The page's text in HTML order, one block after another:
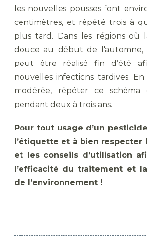
les nouvelles pousses font
centimètres, et répété trois à
plus tard. Dans les régions où
douce au début de l'automne,
peut être réalisé fin d’été
nouvelles infections tardives. En
modérée, répéter ce schéma
pendant deux à trois ans.
Pour tout usage d’un
l’étiquette et à bien respecter
et les conseils d’utilisation
l’efficacité du traitement et
de l’environnement !